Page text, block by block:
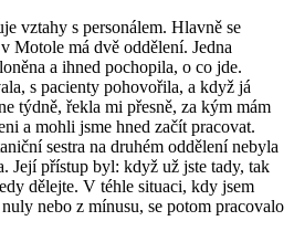
vztahy s personálem. Hlavně se
Motole má dvě oddělení. Jedna
a ihned pochopila, o co jde.
s pacienty pohovořila, a když já
týdně, řekla mi přesně, za kým mám
a mohli jsme hned začít pracovat.
sestra na druhém oddělení nebyla
Její přístup byl: když už jste tady, tak
dělejte. V téhle situaci, kdy jsem
nebo z mínusu, se potom pracovalo